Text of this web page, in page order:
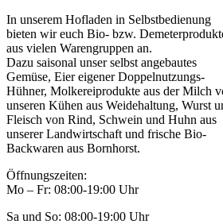
In unserem Hofladen in Selbstbedienung
bieten wir euch Bio- bzw.
aus vielen Warengruppen an.
Dazu saisonal unser selbst angebautes
Gemüse, Eier eigener Doppelnutzungs-
Hühner, Molkereiprodukte aus der Milch
unseren Kühen aus Weidehaltung, Wurst
Fleisch von Rind, Schwein und Huhn aus
unserer Landwirtschaft und frische Bio-
Backwaren aus Bornhorst.
Öffnungszeiten:
Mo – Fr: 08:00-19:00 Uhr
Sa und So: 08:00-19:00 Uhr